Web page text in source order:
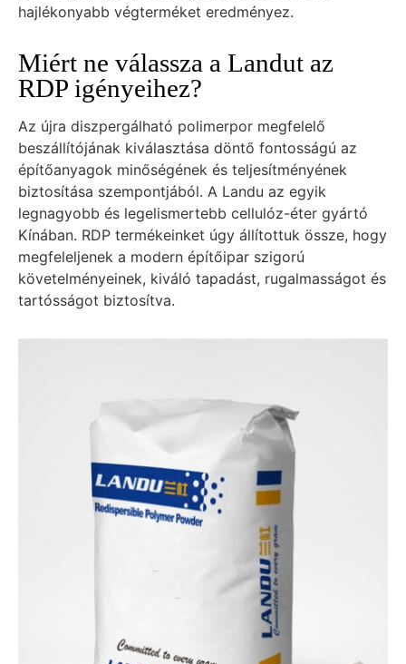
hajlékonyabb végterméket eredményez.
Miért ne válassza a Landut az
RDP igényeihez?
Az újra diszpergálható polimerpor megfelelő
beszállítójának kiválasztása döntő fontosságú az
építőanyagok minőségének és teljesítményének
biztosítása szempontjából. A Landu az egyik
legnagyobb és legelismertebb cellulóz-éter gyártó
Kínában. RDP termékeinket úgy állítottuk össze, hogy
megfeleljenek a modern építőipar szigorú
követelményeinek, kiváló tapadást, rugalmasságot és
tartósságot biztosítva.